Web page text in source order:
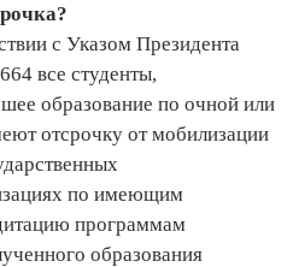
с Указом Президента
все студенты,
образование по очной или
отсрочку от мобилизации
по имеющим
программам
образования